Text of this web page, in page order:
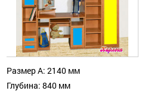
Размер А: 2140 мм
Глубина: 840 мм